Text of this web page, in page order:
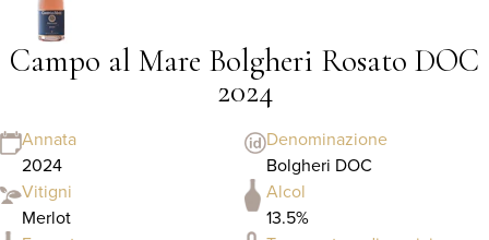
Campo al Mare Bolgheri Rosato DOC
2024
Annata
2024
Denominazione
Bolgheri DOC
Vitigni
Merlot
Alcol
13.5%